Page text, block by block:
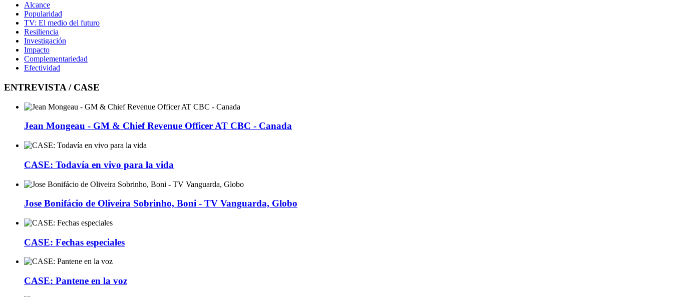
Alcance
Popularidad
TV: El medio del futuro
Resiliencia
Investigación
Impacto
Complementariedad
Efectividad
ENTREVISTA / CASE
Jean Mongeau - GM & Chief Revenue Officer AT CBC - Canada
CASE: Todavía en vivo para la vida
Jose Bonifácio de Oliveira Sobrinho, Boni - TV Vanguarda, Globo
CASE: Fechas especiales
CASE: Pantene en la voz